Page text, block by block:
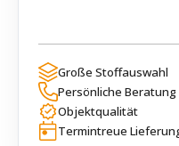
Große Stoffauswahl
Persönliche Beratung
Objektqualität
Termintreue